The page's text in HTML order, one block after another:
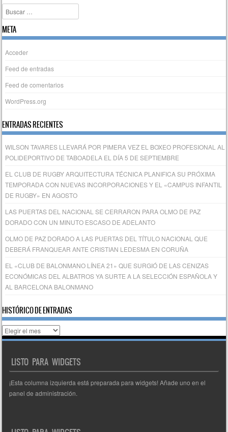
Buscar
META
Acceder
Feed de entradas
Feed de comentarios
WordPress.org
ENTRADAS RECIENTES
WILSON TAVARES LLEVARÁ POR PIMERA VEZ EL BOXEO PROFESIONAL AL
POLIDEPORTIVO DE TABOADELA EL DÍA 5 DE SEPTIEMBRE
EL CLUB DE RUGBY ARQUITECTURA TÉCNICA PLANIFICA SU PRÓXIMA
TEMPORADA CON NUEVAS INCORPORACIONES Y EL «CAMPUS INFANTIL
DE RUGBY» EN AGOSTO
LAS PUERTAS DEL NACIONAL SE CERRARON PARA OLMO DE PAZ
DORADO CON UN MINUTO ESCASO DE ADELANTO
OLMO DE PAZ DORADO A LAS PUERTAS DEL TÍTULO NACIONAL QUE
DEBERÁ FRANQUEAR ANTE CRISTIAN LEDESMA EN CORUÑA
EL «CLUB DE BALONMANO LÍNEA 21» QUE SURGIÓ DE LAS CENIZAS
ECONÓMICAS DEL ALBATROS YA SURTE A LA SELECCIÓN ESPAÑOLA Y
AL BARCELONA BALONMANO
HISTÓRICO DE ENTRADAS
Histórico
de
LISTO PARA WIDGETS
¡Esta columna izquierda está preparada para widgets! Añade uno en el
panel de administración.